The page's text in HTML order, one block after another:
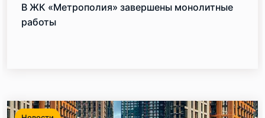
В ЖК «Метрополия» завершены монолитные
работы